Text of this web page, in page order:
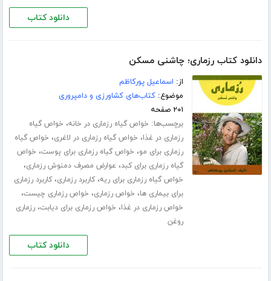
دانلود کتاب
دانلود کتاب رزماری؛ چاشنی مسکن
از: اسماعیل پورکاظم
موضوع:کتاب‌های کشاورزی و دامپروری
۲۰۱ صفحه
برچسب‌ها: خواص گیاه رزماری در خانه، خواص گیاه
رزماری در غذا، خواص گیاه رزماری در لاغری، خواص گیاه
رزماری برای مو، خواص گیاه رزماری برای پوست، خواص
گیاه رزماری برای کبد، عوارض مصرف دمنوش رزماری،
خواص گیاه رزماری برای ریه،کاربرد رزماری،کاربرد رزماری
برای بیماری ها، خواص رزماری، خواص رزماری چیست،
خواص رزماری در غذا، خواص رزماری برای دیابت،رزماری
روغن
دانلود کتاب